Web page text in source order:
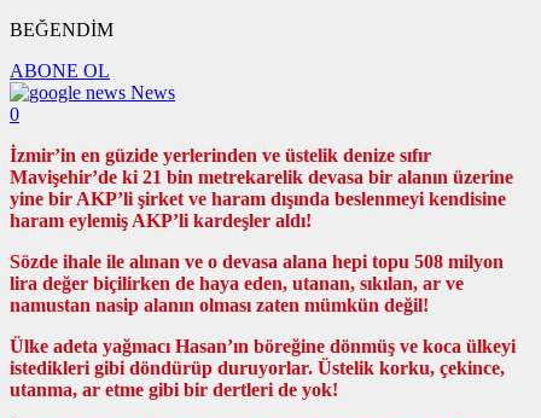
BEĞENDİM
ABONE OL
News
0
İzmir’in en güzide yerlerinden ve üstelik denize sıfır
Mavişehir’de ki 21 bin metrekarelik devasa bir alanın üzerine
yine bir AKP’li şirket ve haram dışında beslenmeyi kendisine
haram eylemiş AKP’li kardeşler aldı!
Sözde ihale ile alınan ve o devasa alana hepi topu 508 milyon
lira değer biçilirken de haya eden, utanan, sıkılan, ar ve
namustan nasip alanın olması zaten mümkün değil!
Ülke adeta yağmacı Hasan’ın böreğine dönmüş ve koca ülkeyi
istedikleri gibi döndürüp duruyorlar. Üstelik korku, çekince,
utanma, ar etme gibi bir dertleri de yok!